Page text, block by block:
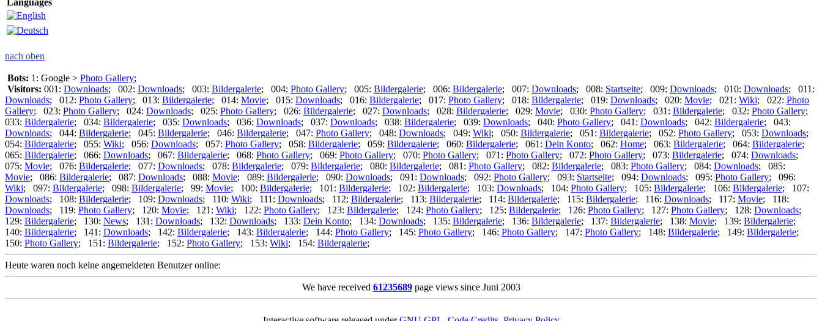
Languages
nach oben
Bots: 1: Google > Photo Gallery;
Visitors: 001: Downloads; 002: Downloads; 003: Bildergalerie; 004: Photo Gallery; 005: Bildergalerie; 006: Bildergalerie; 007: Downloads; 008: Startseite; 009: Downloads; 010: Downloads; 011:
Downloads; 012: Photo Gallery; 013: Bildergalerie; 014: Movie; 015: Downloads; 016: Bildergalerie; 017: Photo Gallery; 018: Bildergalerie; 019: Downloads; 020: Movie; 021: Wiki; 022: Photo
Gallery; 023: Photo Gallery; 024: Downloads; 025: Photo Gallery; 026: Bildergalerie; 027: Downloads; 028: Bildergalerie; 029: Movie; 030: Photo Gallery; 031: Bildergalerie; 032: Photo Gallery;
033: Bildergalerie; 034: Bildergalerie; 035: Downloads; 036: Downloads; 037: Downloads; 038: Bildergalerie; 039: Downloads; 040: Photo Gallery; 041: Downloads; 042: Bildergalerie; 043:
Downloads; 044: Bildergalerie; 045: Bildergalerie; 046: Bildergalerie; 047: Photo Gallery; 048: Downloads; 049: Wiki; 050: Bildergalerie; 051: Bildergalerie; 052: Photo Gallery; 053: Downloads;
054: Bildergalerie; 055: Wiki; 056: Downloads; 057: Photo Gallery; 058: Bildergalerie; 059: Bildergalerie; 060: Bildergalerie; 061: Dein Konto; 062: Home; 063: Bildergalerie; 064: Bildergalerie;
065: Bildergalerie; 066: Downloads; 067: Bildergalerie; 068: Photo Gallery; 069: Photo Gallery; 070: Photo Gallery; 071: Photo Gallery; 072: Photo Gallery; 073: Bildergalerie; 074: Downloads;
075: Movie; 076: Bildergalerie; 077: Downloads; 078: Bildergalerie; 079: Bildergalerie; 080: Bildergalerie; 081: Photo Gallery; 082: Bildergalerie; 083: Photo Gallery; 084: Downloads; 085:
Movie; 086: Bildergalerie; 087: Downloads; 088: Movie; 089: Bildergalerie; 090: Downloads; 091: Downloads; 092: Photo Gallery; 093: Startseite; 094: Downloads; 095: Photo Gallery; 096:
Wiki; 097: Bildergalerie; 098: Bildergalerie; 99: Movie; 100: Bildergalerie; 101: Bildergalerie; 102: Bildergalerie; 103: Downloads; 104: Photo Gallery; 105: Bildergalerie; 106: Bildergalerie; 107:
Downloads; 108: Bildergalerie; 109: Downloads; 110: Wiki; 111: Downloads; 112: Bildergalerie; 113: Bildergalerie; 114: Bildergalerie; 115: Bildergalerie; 116: Downloads; 117: Movie; 118:
Downloads; 119: Photo Gallery; 120: Movie; 121: Wiki; 122: Photo Gallery; 123: Bildergalerie; 124: Photo Gallery; 125: Bildergalerie; 126: Photo Gallery; 127: Photo Gallery; 128: Downloads;
129: Bildergalerie; 130: News; 131: Downloads; 132: Downloads; 133: Dein Konto; 134: Downloads; 135: Bildergalerie; 136: Bildergalerie; 137: Bildergalerie; 138: Movie; 139: Bildergalerie;
140: Bildergalerie; 141: Downloads; 142: Bildergalerie; 143: Bildergalerie; 144: Photo Gallery; 145: Photo Gallery; 146: Photo Gallery; 147: Photo Gallery; 148: Bildergalerie; 149: Bildergalerie;
150: Photo Gallery; 151: Bildergalerie; 152: Photo Gallery; 153: Wiki; 154: Bildergalerie;
Heute waren noch keine angemeldeten Benutzer online:
We have received 61235689page views since Juni 2003